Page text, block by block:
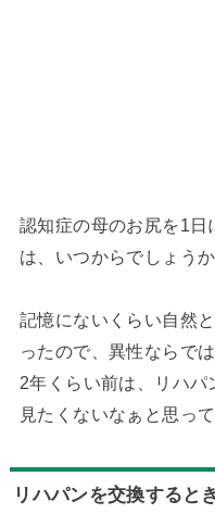
認知症の母のお尻を1日
は、いつからでしょうか
記憶にないくらい自然
ったので、異性ならで
2年くらい前は、リハ
見たくないなぁと思って
リハパンを交換すると